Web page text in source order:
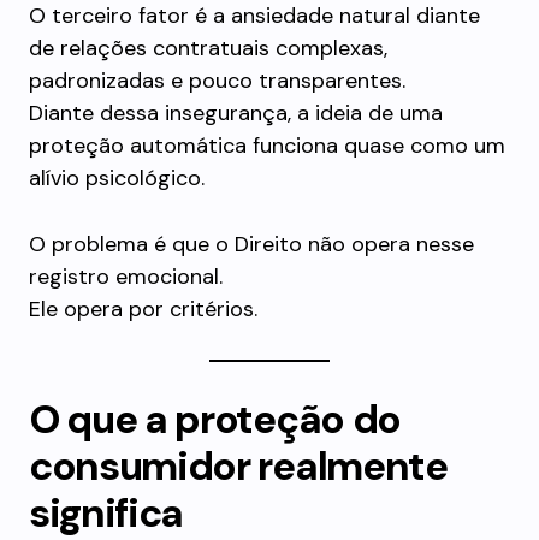
O terceiro fator é a ansiedade natural diante
de relações contratuais complexas,
padronizadas e pouco transparentes.
Diante dessa insegurança, a ideia de uma
proteção automática funciona quase como um
alívio psicológico.
O problema é que o Direito não opera nesse
registro emocional.
Ele opera por critérios.
O que a proteção do
consumidor realmente
significa